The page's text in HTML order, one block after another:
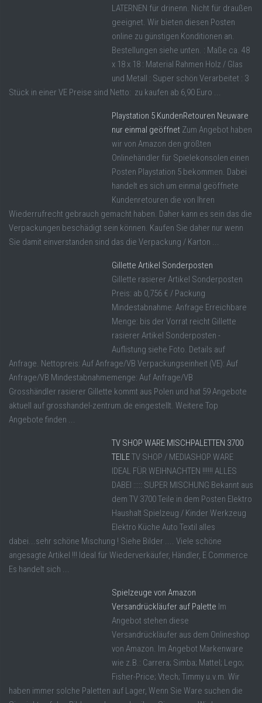
LATERNEN für drinenn. Nicht für draußen
geeignet. Wir bieten diesen Posten
online zu günstigen Konditionen an.
Bestellungen siehe unten. : Maße ca. 48
x 18 x 18 : Material Rahmen Holz / Glas
und Metall : Super schön Verarbeitet : 3
Stück in einer VE Preise sind Netto: zu kaufen ab 6,90 Euro ...
Playstation 5 KundenRetouren Neuware
nur einmal geöffnet Zum Angebot haben
wir von Amazon den größten
Onlinehändler für Spielekonsolen einen
Posten Playstation 5 bekommen. Dabei
handelt es sich um einmal geöffnete
Kundenretouren die von Ihren
Wiederrufrecht gebrauch gemacht haben. Daher kann es sein das die
Verpackungen beschädigt sein können. Kaufen Sie daher nur wenn
Sie damit einverstanden sind das die Verpackung / Karton ...
Gillette Artikel Sonderposten
Gillette rasierer Artikel Sonderposten
Preis: ab 0,756 € / Packung
Mindestabnahme: Anfrage Erreichbare
Menge: bis der Vorrat reicht Gillette
rasierer Artikel Sonderposten -
Auflistung siehe Foto. Details auf
Anfrage. Nettopreis: Auf Anfrage/VB Verpackungseinheit (VE): Auf
Anfrage/VB Mindestabnahmemenge: Auf Anfrage/VB
Grosshändler rasierer Gillette kommt aus Polen und hat 59 Angebote
aktuell auf grosshandel-zentrum.de eingestellt. Weitere Top
Angebote finden ...
TV SHOP WARE MISCHPALETTEN 3700
TEILETV SHOP / MEDIASHOP WARE
IDEAL FÜR WEIHNACHTEN !!!!!! ALLES
DABEI ::::: SUPER MISCHUNG Bekannt aus
dem TV 3700 Teile in dem Posten Elektro
Haushalt Spielzeug / Kinder Werkzeug
Elektro Küche Auto Textil alles
dabei...sehr schöne Mischung ! Siehe Bilder .... Viele schöne
angesagte Artikel !!! Ideal für Wiederverkäufer, Händler, E Commerce
Es handelt sich ...
Spielzeuge von Amazon
Versandrückläufer auf Palette Im
Angebot stehen diese
Versandrückläufer aus dem Onlineshop
von Amazon. Im Angebot Markenware
wie z.B.: Carrera; Simba; Mattel; Lego;
Fisher-Price; Vtech; Timmy u.v.m. Wir
haben immer solche Paletten auf Lager, Wenn Sie Ware suchen die